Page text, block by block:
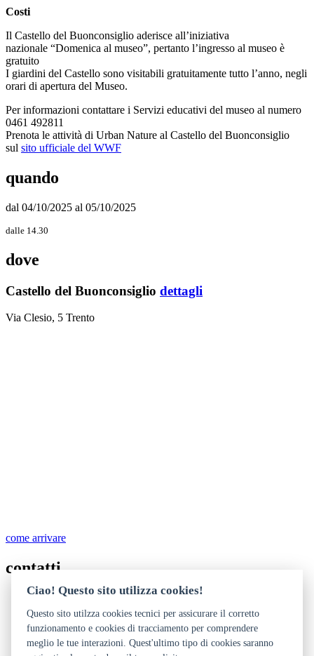
Costi
Il Castello del Buonconsiglio aderisce all’iniziativa
nazionale “Domenica al museo”, pertanto l’ingresso al museo è
gratuito
I giardini del Castello sono visitabili gratuitamente tutto l’anno, negli
orari di apertura del Museo.
Per informazioni contattare i Servizi educativi del museo al numero
0461 492811
Prenota le attività di Urban Nature al Castello del Buonconsiglio
sul sito ufficiale del WWF
quando
dal 04/10/2025 al 05/10/2025
dalle 14.30
dove
Castello del Buonconsiglio dettagli
Via Clesio, 5 Trento
come arrivare
contatti
+39 0461 233770
+39 0461 239497
info@buonconsiglio.it
http://www.buonconsiglio.it
Ciao! Questo sito utilizza cookies!
Questo sito utilzza cookies tecnici per assicurare il corretto
funzionamento e cookies di tracciamento per comprendere
meglio le tue interazioni. Quest'ultimo tipo di cookies saranno